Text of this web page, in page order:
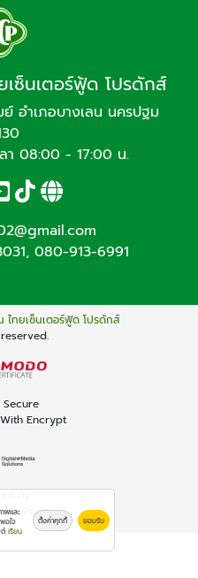
เซ็นเตอร์ฟู้ด โปรดักส์
อำเภอบางเลน นครปฐม
า 08:00 - 17:00 น.
, 080-913-6991
ไทยเซ็นเตอร์ฟู้ด โปรดักส์
Encrypt
By
าพและ
อใจ
ต์ เรียน
ตั้งค่าคุกกี้ ยอมรับ